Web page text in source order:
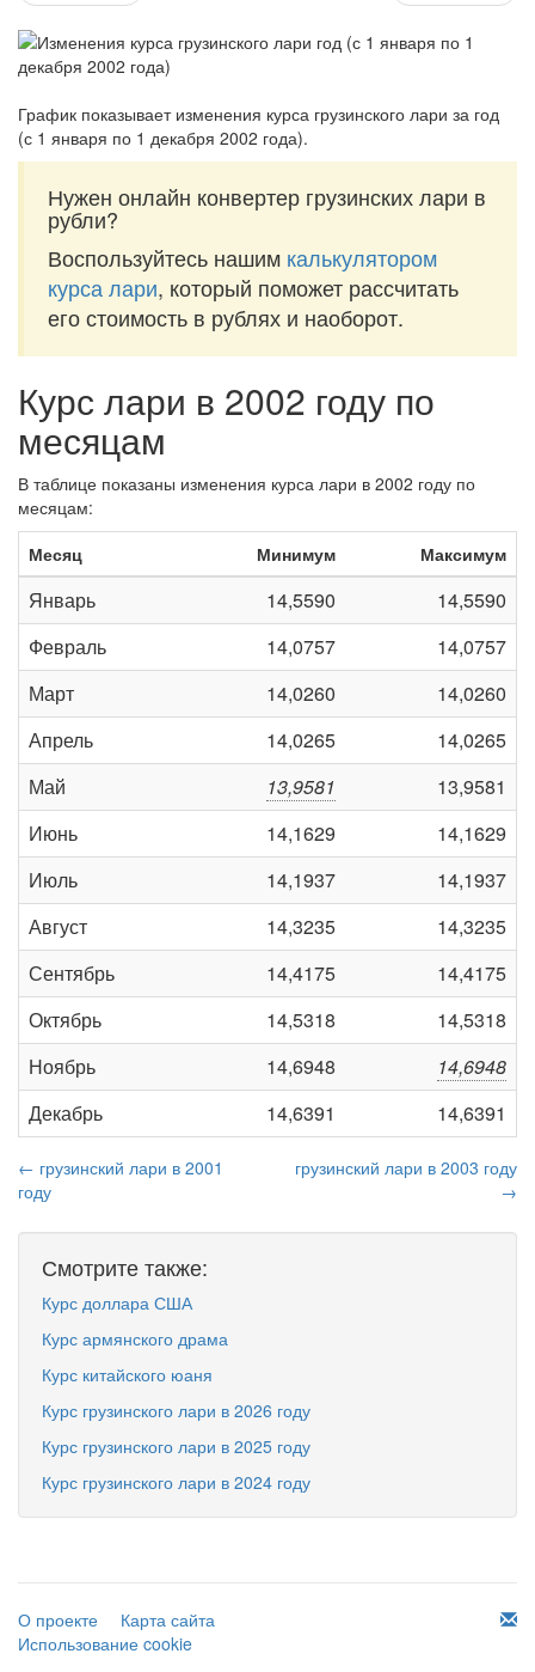
График показывает изменения курса грузинского лари за год
(с 1 января по 1 декабря 2002 года).
Нужен онлайн конвертер грузинских лари в
рубли?
Воспользуйтесь нашим калькулятором
курса лари, который поможет рассчитать
его стоимость в рублях и наоборот.
Курс лари в 2002 году по
месяцам
В таблице показаны изменения курса лари в 2002 году по
месяцам:
Месяц
Минимум Максимум
Январь 14,5590
14,5590
Февраль
14,0757
14,0757
Март
14,0260
14,0260
Апрель
14,0265
14,0265
Май
13,9581
13,9581
Июнь
14,1629
14,1629
Июль
14,1937
14,1937
Август
14,3235
14,3235
Сентябрь
14,4175
14,4175
Октябрь
14,5318
14,5318
Ноябрь
14,6948
14,6948
Декабрь
14,6391 14,6391
← грузинский лари в 2001
году
грузинский лари в 2003 году
→
Смотрите также:
Курс доллара США
Курс армянского драма
Курс китайского юаня
Курс грузинского лари в 2026 году
Курс грузинского лари в 2025 году
Курс грузинского лари в 2024 году
О проекте
Карта сайта
Использование cookie